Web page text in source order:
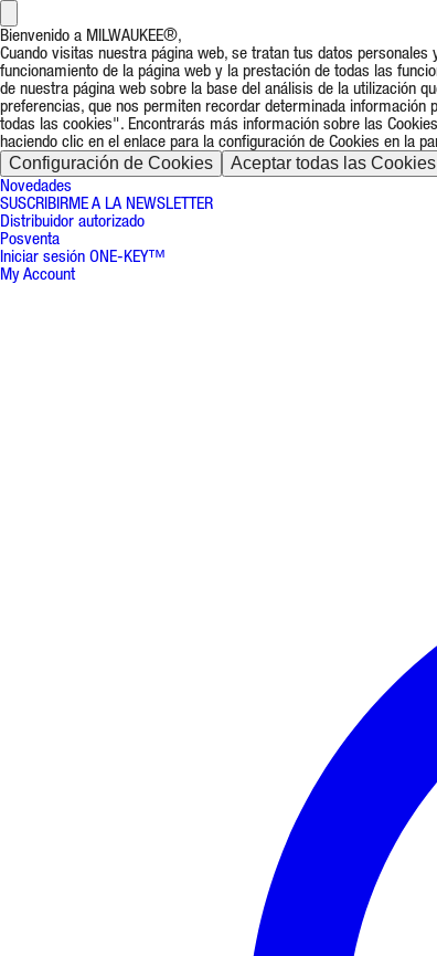
Bienvenido a MILWAUKEE®,
Cuando visitas nuestra página web, se tratan tus datos
funcionamiento de la página web y la prestación de todas las
de nuestra página web sobre la base del análisis de la utilización
preferencias, que nos permiten recordar determinada
todas las cookies". Encontrarás más información sobre las
haciendo clic en el enlace para la configuración de Cookies en la
Configuración de Cookies Aceptar todas las Cookies
Novedades
SUSCRIBIRME A LA NEWSLETTER
Distribuidor autorizado
Posventa
Iniciar sesión ONE-KEY™
My Account